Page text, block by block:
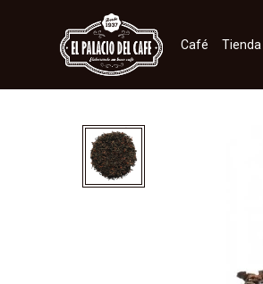
Café Tienda